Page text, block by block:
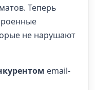
Теперь
не нарушают
email-